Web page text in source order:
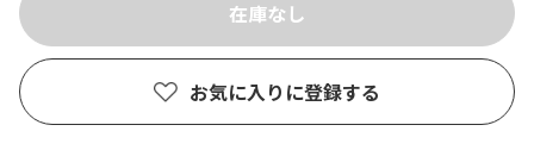
お気に入りに登録する